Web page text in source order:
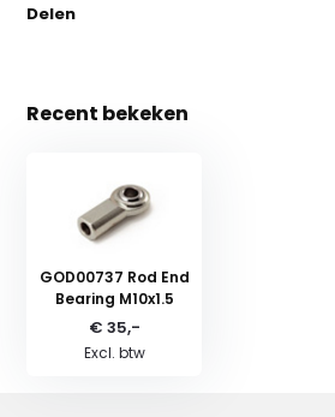
Delen
Recent bekeken
GOD00737 Rod End
Bearing M10x1.5
€ 35,-
Excl. btw